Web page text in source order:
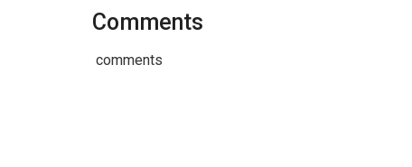
Comments
comments